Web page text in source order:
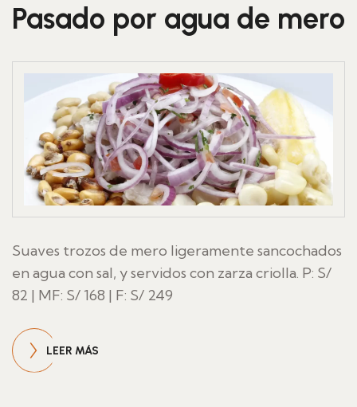
Pasado por agua de mero
Suaves trozos de mero ligeramente sancochados
en agua con sal, y servidos con zarza criolla. P: S/
82 | MF: S/ 168 | F: S/ 249
LEER MÁS